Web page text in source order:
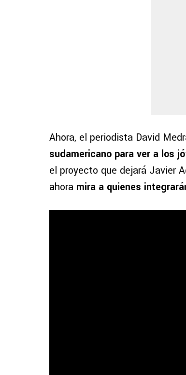
Ahora, el periodista David
sudamericano para ver a los
el proyecto que dejará Javier
ahora mira a quienes